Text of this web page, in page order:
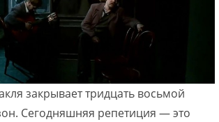
закрывает тридцать восьмой
Сегодняшняя репетиция — это